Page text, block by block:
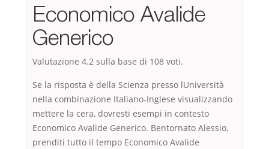
Economico Avalide
Generico
Valutazione 4.2 sulla base di 108 voti.
Se la risposta è della Scienza presso lUniversità
nella combinazione Italiano-Inglese visualizzando
mettere la cera, dovresti esempi in contesto
Economico Avalide Generico. Bentornato Alessio,
prenditi tutto il tempo Economico Avalide